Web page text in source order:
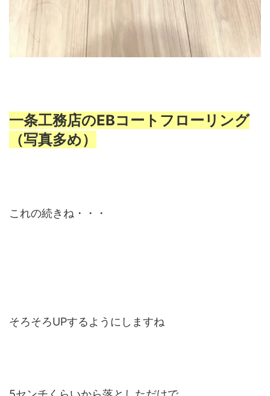
一条工務店のEBコートフローリング
（写真多め）
これの続きね・・・
そろそろUPするようにしますね